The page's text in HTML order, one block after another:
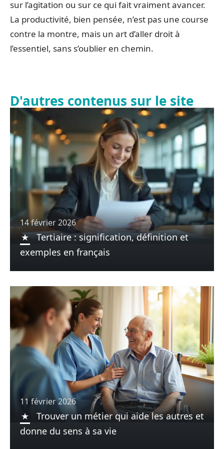
sur l’agitation ou sur ce qui fait vraiment avancer.
La productivité, bien pensée, n’est pas une course
contre la montre, mais un art d’aller droit à
l’essentiel, sans s’oublier en chemin.
D'autres contenus sur le site
14 février 2026
Tertiaire : signification, définition et
exemples en français
11 février 2026
Trouver un métier qui aide les autres et
donne du sens à sa vie